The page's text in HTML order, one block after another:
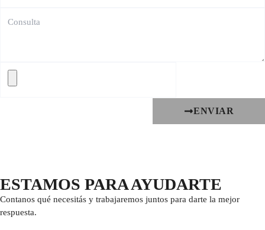
ENVIAR
ESTAMOS PARA AYUDARTE
Contanos qué necesitás y trabajaremos juntos para darte la mejor
respuesta.